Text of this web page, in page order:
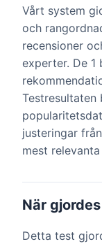
Vårt system
och
recensioner
experter. De 1
Testresultaten
justeringar
mest
När
Detta test